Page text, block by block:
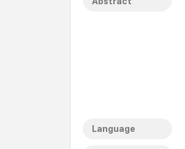
Language